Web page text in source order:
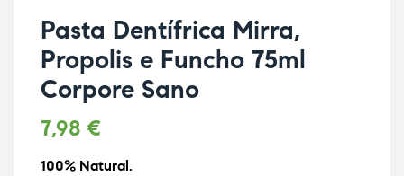
Pasta Dentífrica Mirra,
Propolis e Funcho 75ml
Corpore Sano
7,98 €
100% Natural.